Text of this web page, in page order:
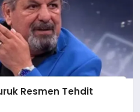
Resmen Tehdit